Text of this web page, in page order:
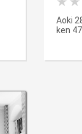
Aoki
ken